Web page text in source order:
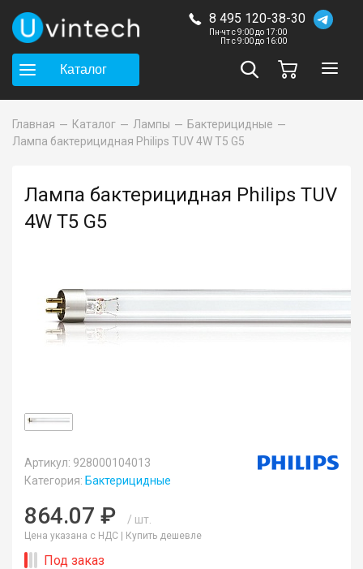
8 495 120-38-30
Пн-чт с 9:00 до 17:00
Пт с 9:00 до 16:00
Каталог
Главная Каталог Лампы
Бактерицидные
Лампа бактерицидная Philips TUV 4W T5 G5
Лампа бактерицидная Philips TUV
4W T5 G5
Артикул: 928000104013
Категория: Бактерицидные
864.07 ₽ / шт.
Цена указана с НДС | Купить дешевле
Под заказ